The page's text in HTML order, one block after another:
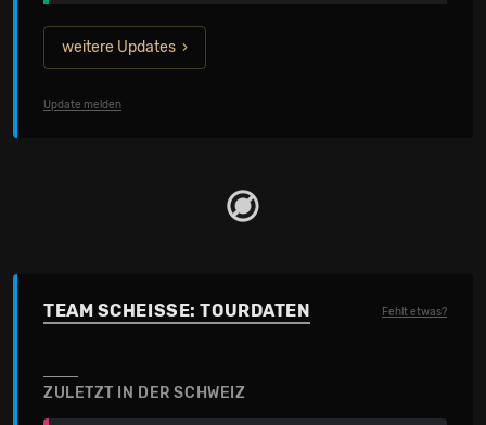
weitere Updates
Update melden
TEAM SCHEISSE: TOURDATEN Fehlt etwas?
ZULETZT IN DER SCHWEIZ